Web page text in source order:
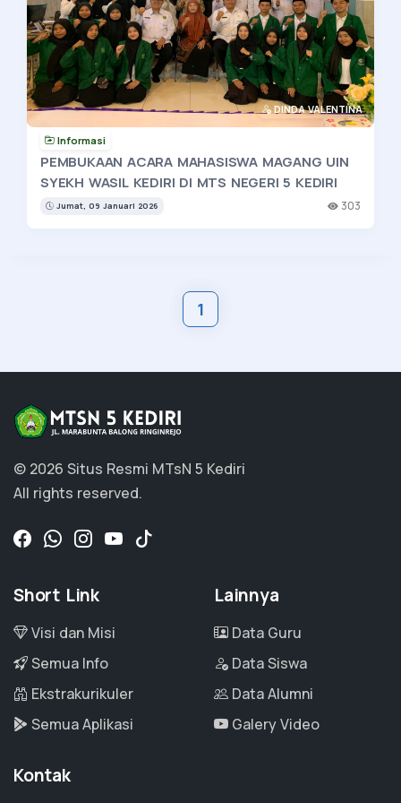
DINDA VALENTINA
Informasi
PEMBUKAAN ACARA MAHASISWA MAGANG UIN
SYEKH WASIL KEDIRI DI MTS NEGERI 5 KEDIRI
Jumat, 09 Januari 2026 303
1
© 2026 Situs Resmi MTsN 5 Kediri
All rights reserved.
Short Link
Visi dan Misi
Semua Info
Ekstrakurikuler
Semua Aplikasi
Lainnya
Data Guru
Data Siswa
Data Alumni
Galery Video
Kontak